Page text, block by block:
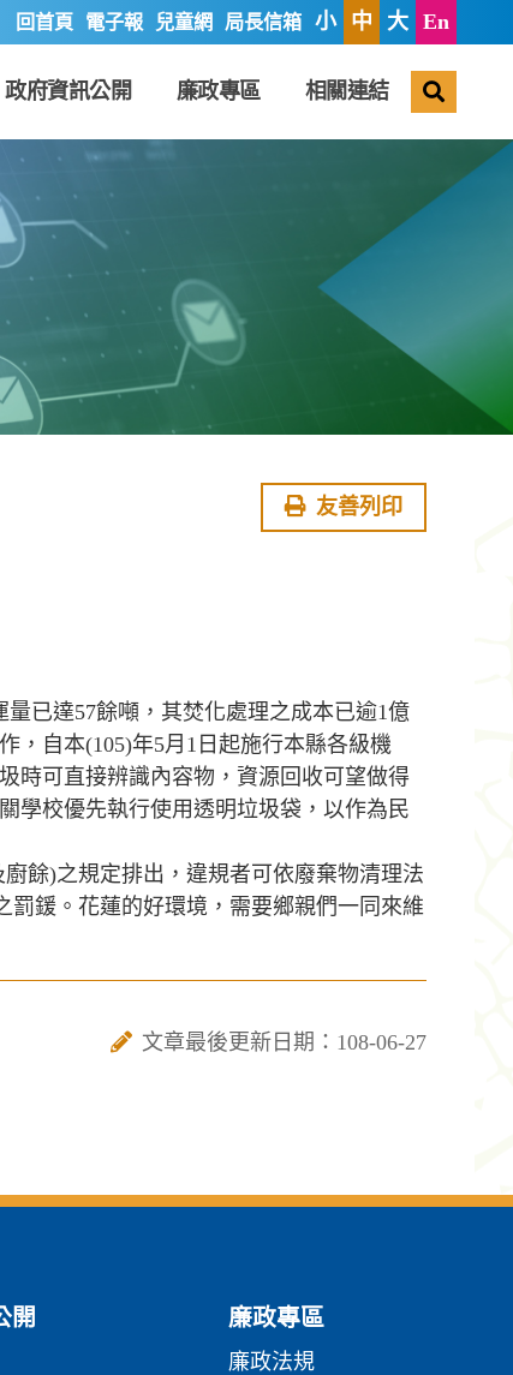
回首頁 電子報 兒童網 局長信箱 小 中 大 En
政府資訊公開 廉政專區 相關連結
友善列印
已達57餘噸，其焚化處理之成本已逾1億
，自本(105)年5月1日起施行本縣各級機
時可直接辨識內容物，資源回收可望做得
學校優先執行使用透明垃圾袋，以作為民
餘)之規定排出，違規者可依廢棄物清理法
罰鍰。花蓮的好環境，需要鄉親們一同來維
文章最後更新日期：108-06-27
開 廉政專區
廉政法規